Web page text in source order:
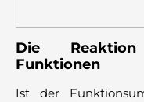
Die
Funktionen
Ist der